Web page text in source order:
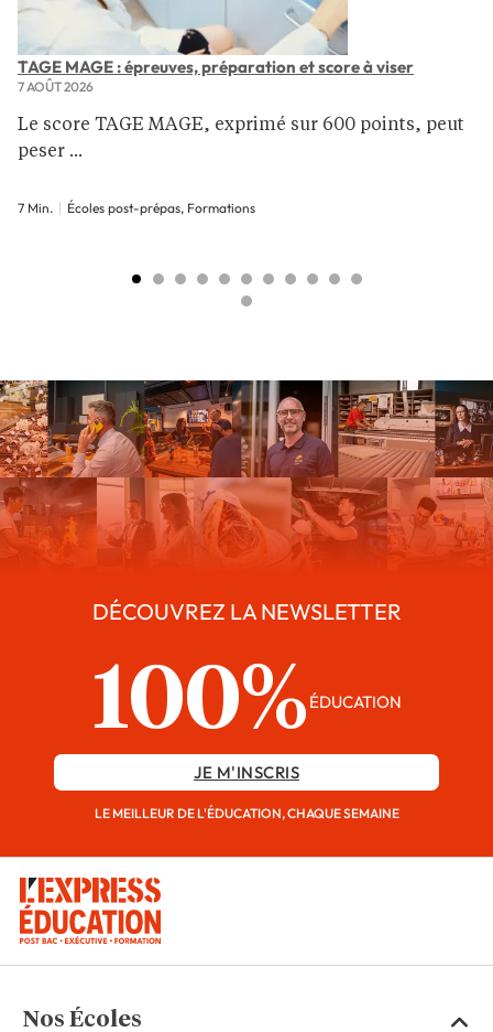
TAGE MAGE : épreuves, préparation et score à viser
7 AOÛT 2026
Le score TAGE MAGE, exprimé sur 600 points, peut
peser ...
7 Min. Écoles post-prépas, Formations
DÉCOUVREZ LA NEWSLETTER
100% ÉDUCATION
JE M'INSCRIS
LE MEILLEUR DE L'ÉDUCATION, CHAQUE SEMAINE
Nos Écoles